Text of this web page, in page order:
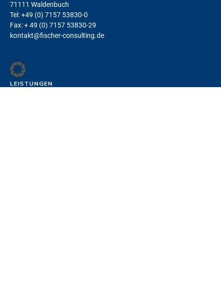
71111 Waldenbuch
Tel: +49 (0) 7157 53830-0
Fax: + 49 (0) 7157 53830-29
kontakt@fischer-consulting.de
LEISTUNGEN